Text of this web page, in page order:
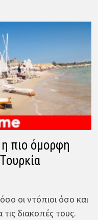
πιο όμορφη
οι ντόπιοι όσο και
τις διακοπές τους.